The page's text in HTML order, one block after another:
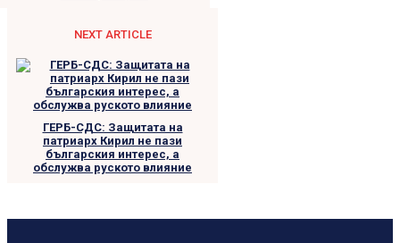
NEXT ARTICLE
ГЕРБ-СДС: Защитата на
патриарх Кирил не пази
българския интерес, а
обслужва руското влияние